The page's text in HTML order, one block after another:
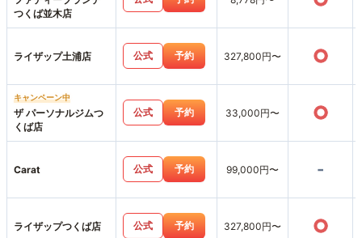
つくば並木店
ライザップ土浦店 公式 予約 327,800円〜 ○
キャンペーン中
ザ パーソナルジムつ
くば店
公式 予約 33,000円〜 ○
Carat 公式 予約 99,000円〜 -
ライザップつくば店 公式 予約 327,800円〜 ○